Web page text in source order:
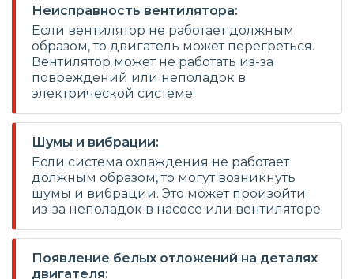
Неисправность вентилятора:
Если вентилятор не работает должным
образом, то двигатель может перегреться.
Вентилятор может не работать из-за
повреждений или неполадок в
электрической системе.
Шумы и вибрации:
Если система охлаждения не работает
должным образом, то могут возникнуть
шумы и вибрации. Это может произойти
из-за неполадок в насосе или вентиляторе.
Появление белых отложений на деталях
двигателя: